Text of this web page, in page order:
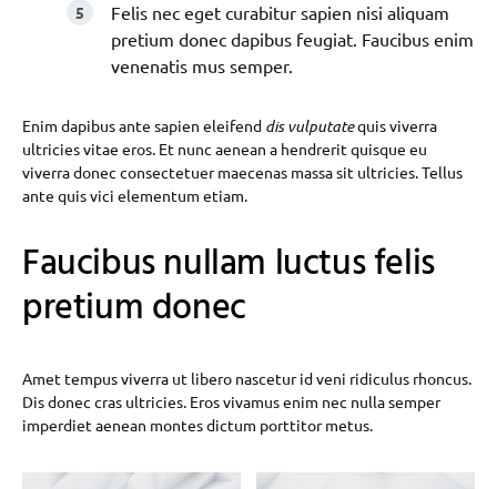
Felis nec eget curabitur sapien nisi aliquam
pretium donec dapibus feugiat. Faucibus enim
venenatis mus semper.
Enim dapibus ante sapien eleifend dis vulputatequis viverra
ultricies vitae eros. Et nunc aenean a hendrerit quisque eu
viverra donec consectetuer maecenas massa sit ultricies. Tellus
ante quis vici elementum etiam.
Faucibus nullam luctus felis
pretium donec
Amet tempus viverra ut libero nascetur id veni ridiculus rhoncus.
Dis donec cras ultricies. Eros vivamus enim nec nulla semper
imperdiet aenean montes dictum porttitor metus.